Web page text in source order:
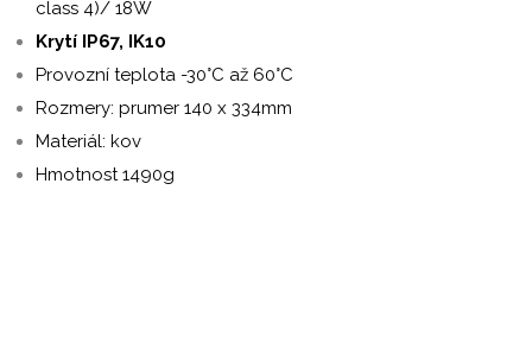
class 4)/ 18W
Krytí IP67, IK10
Provozní teplota -30°C až 60°C
Rozmery: prumer 140 x 334mm
Materiál: kov
Hmotnost 1490g